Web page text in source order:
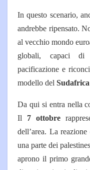
In questo scenario,
andrebbe ripensato.
al vecchio mondo
globali, capaci di
pacificazione e
modello del
Da qui si entra nella
Il 7 ottobre
dell’area. La
una parte dei
aprono il primo